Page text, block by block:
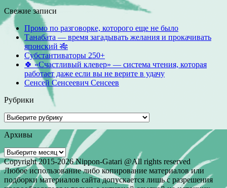
Свежие записи
Промо по разговорке, которого еще не было
Танабата — время загадывать желания и прокачивать
японский 🎋
Субстантиваторы 250+
🍀 «Счастливый клевер» — система чтения, которая
работает даже если вы не верите в удачу
Сенсей Сенсеевич Сенсеев
Рубрики
Рубрики
Архивы
Архивы
Copyright 2015-2026 Nippon-Gatari @All rights reserved
Любое использование либо копирование материалов или
подборки материалов сайта допускается лишь с разрешения